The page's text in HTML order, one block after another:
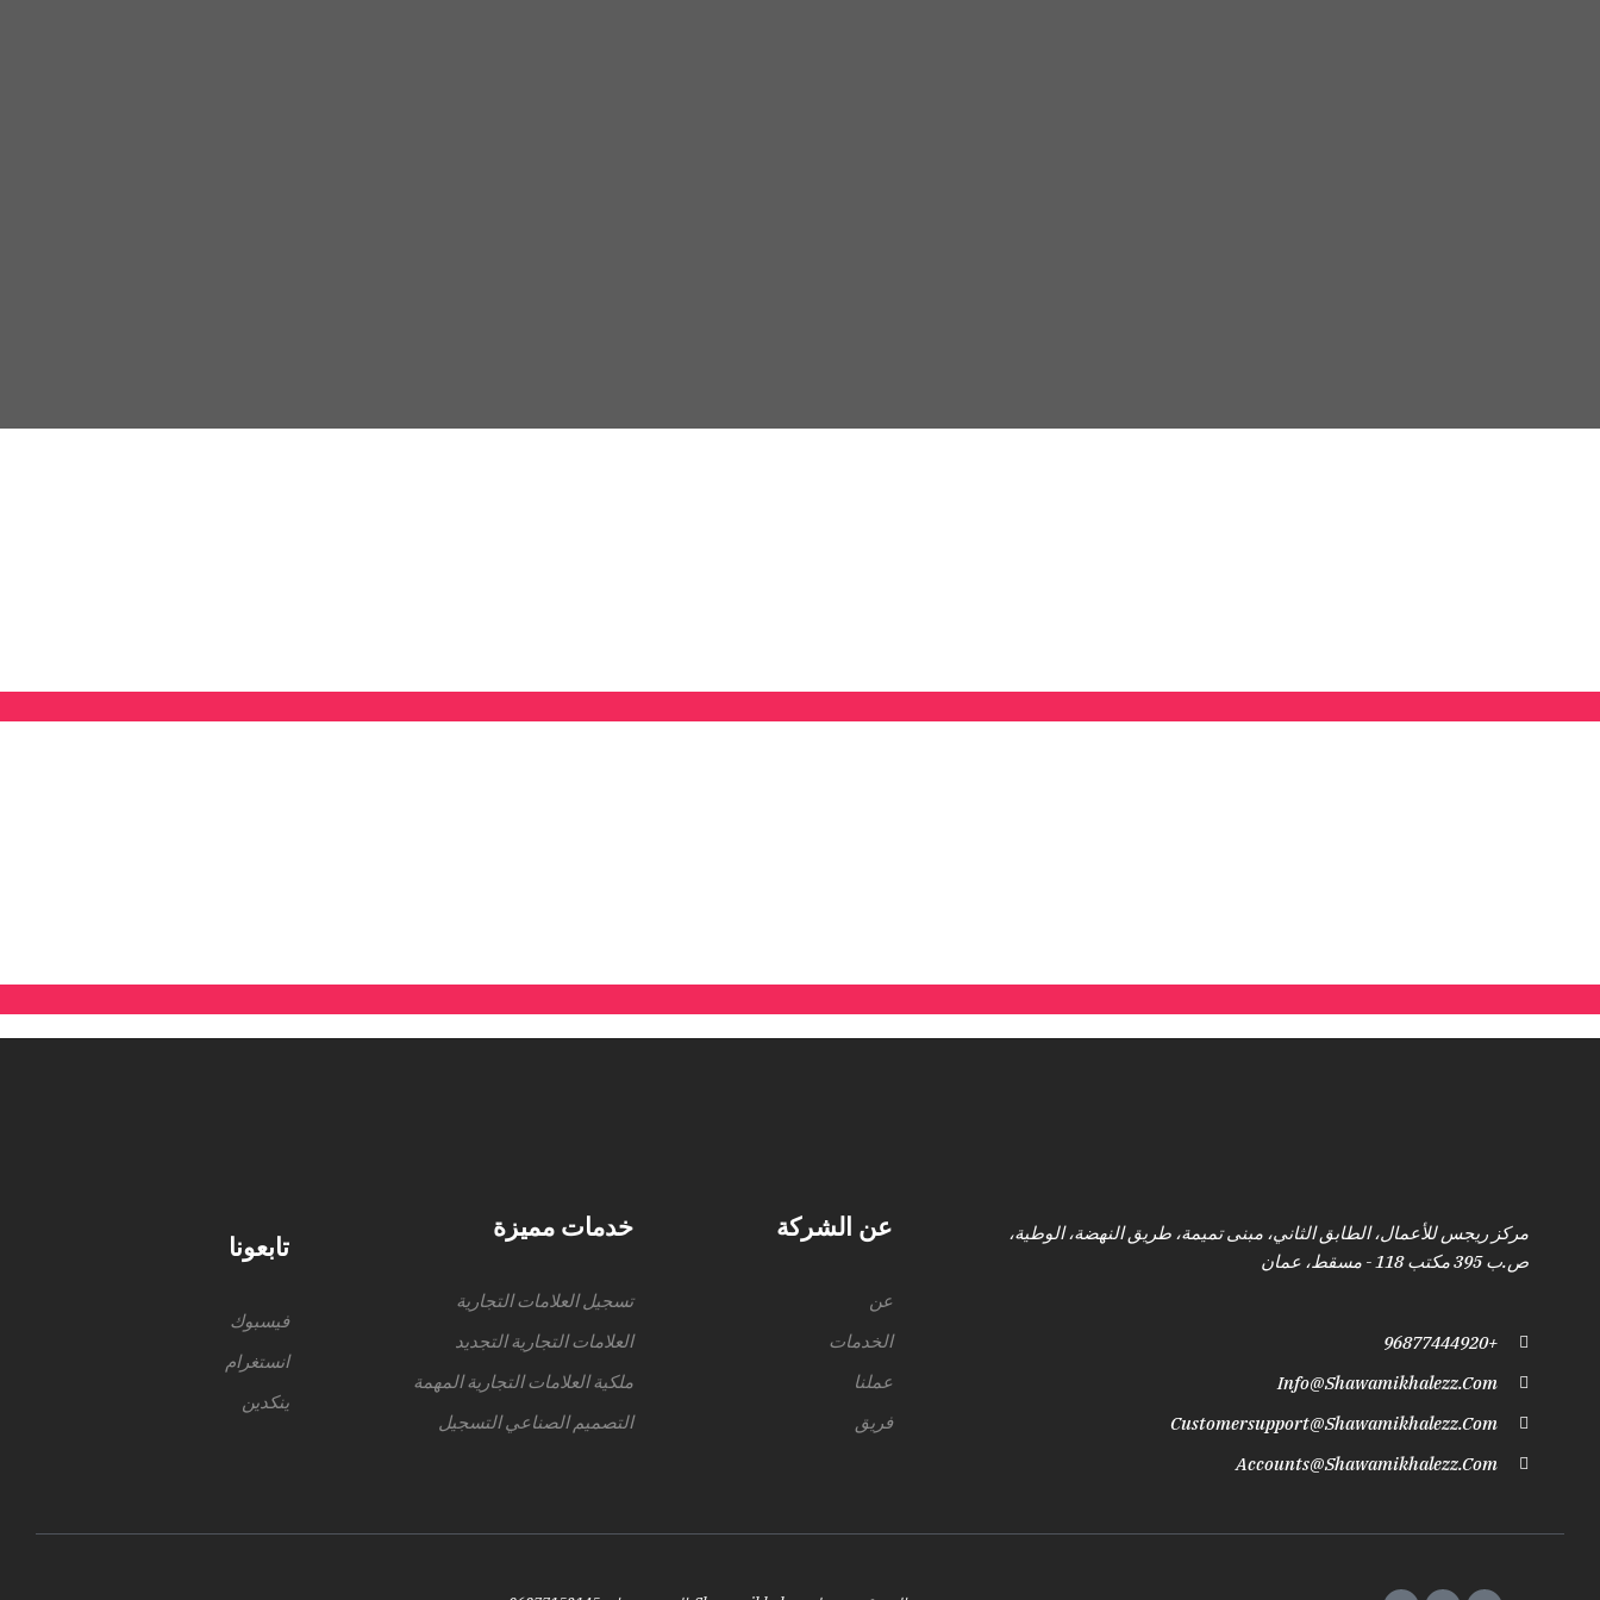
مركز ريجس للأعمال، الطابق الثاني، مبنى تميمة، طريق النهضة، الوطية،
ص.ب 395 مكتب 118 - مسقط، عمان
+96877444920
Info@shawamikhalezz.com
Customersupport@shawamikhalezz.com
Accounts@shawamikhalezz.com
عن الشركة
عن
الخدمات
عملنا
فريق
خدمات مميزة
تسجيل العلامات التجارية
العلامات التجارية التجديد
ملكية العلامات التجارية المهمة
التصميم الصناعي التسجيل
تابعونا
فيسبوك
انستغرام
ينكدين